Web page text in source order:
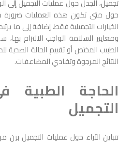
تجميل، الجدل حول عمليات التجميل إلى
حول متى تكون هذه العمليات ضرورة
الخيارات التجميلية فقط، إضافة إلى ما
ومعايير السلامة الواجب الالتزام
الطبيب المختص أو تقييم الحالة
النتائج المرجوة وتفادي المضاعفات.
الحاجة الطبية
التجميل
تتباين الآراء حول عمليات التجميل